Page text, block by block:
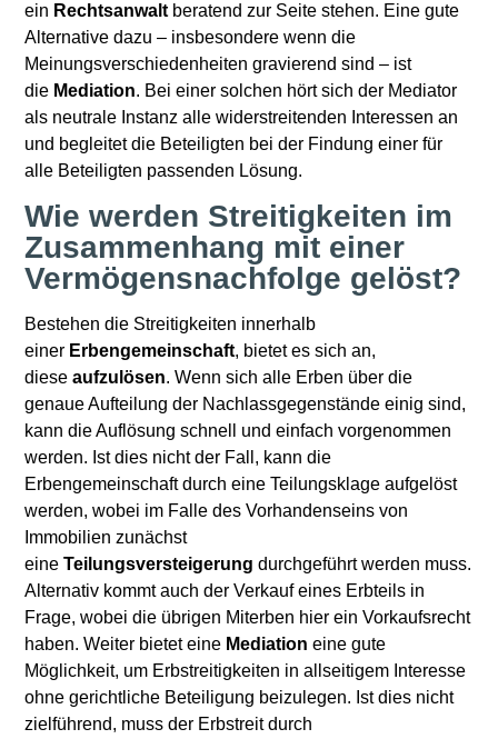
ein Rechtsanwalt beratend zur Seite stehen. Eine gute
Alternative dazu – insbesondere wenn die
Meinungsverschiedenheiten gravierend sind – ist
die Mediation. Bei einer solchen hört sich der Mediator
als neutrale Instanz alle widerstreitenden Interessen an
und begleitet die Beteiligten bei der Findung einer für
alle Beteiligten passenden Lösung.
Wie werden Streitigkeiten im
Zusammenhang mit einer
Vermögensnachfolge gelöst?
Bestehen die Streitigkeiten innerhalb
einer Erbengemeinschaft, bietet es sich an,
dieseaufzulösen. Wenn sich alle Erben über die
genaue Aufteilung der Nachlassgegenstände einig sind,
kann die Auflösung schnell und einfach vorgenommen
werden. Ist dies nicht der Fall, kann die
Erbengemeinschaft durch eine Teilungsklage aufgelöst
werden, wobei im Falle des Vorhandenseins von
Immobilien zunächst
eineTeilungsversteigerung durchgeführt werden muss.
Alternativ kommt auch der Verkauf eines Erbteils in
Frage, wobei die übrigen Miterben hier ein Vorkaufsrecht
haben. Weiter bietet eine Mediation eine gute
Möglichkeit, um Erbstreitigkeiten in allseitigem Interesse
ohne gerichtliche Beteiligung beizulegen. Ist dies nicht
zielführend, muss der Erbstreit durch